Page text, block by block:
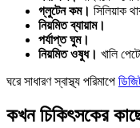
গ্লুটেন কম। সিলিয়াক
নিয়মিত ব্যায়াম।
পর্যাপ্ত ঘুম।
নিয়মিত ওষুধ। খালি
ঘরে সাধারণ স্বাস্থ্য পরিমাপে
কখন চিকিৎসকের